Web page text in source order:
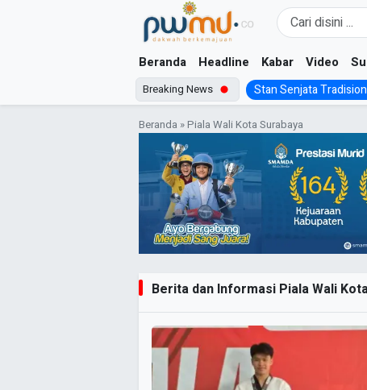
Beranda Headline Kabar Video
Breaking News Stan Senjata
Beranda »Piala Wali Kota Surabaya
Berita dan Informasi Piala Wali